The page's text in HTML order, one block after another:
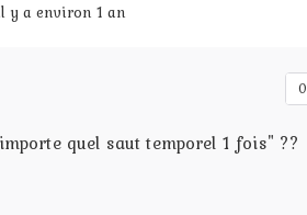
a environ 1 an
0
quel saut temporel 1 fois" ??